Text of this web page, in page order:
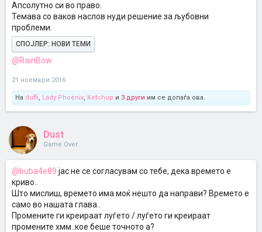
Апсолутно си во право.
Темава со ваков наслов нуди решение за љубовни
проблеми.
СПОЈЛЕР: НОВИ ТЕМИ
@RainBow
21 ноември 2016
На duffi, Lady Phoenix, Ketchup и 3 други им се допаѓа ова.
Dust
Game Over
@buba4e89 јас не се согласувам со тебе, дека времето е
криво..
Што мислиш, времето има моќ нешто да направи? Времето е
само во нашата глава..
Промените ги креираат луѓето / луѓето ги креираат
промените хмм..кое беше точното а?